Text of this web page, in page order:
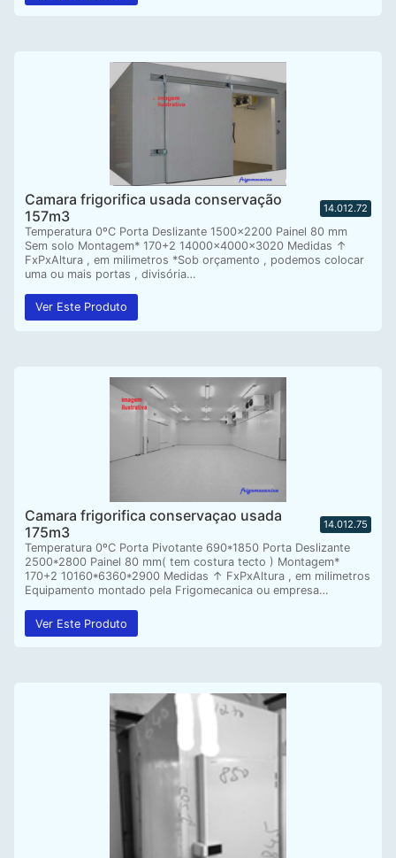
Camara frigorifica usada conservação
157m3
14.012.72
Temperatura 0ºC Porta Deslizante 1500×2200 Painel 80 mm
Sem solo Montagem* 170+2 14000x4000x3020 Medidas ↑
FxPxAltura , em milimetros *Sob orçamento , podemos colocar
uma ou mais portas , divisória…
Ver Este Produto
Camara frigorifica conservaçao usada
175m3
14.012.75
Temperatura 0ºC Porta Pivotante 690*1850 Porta Deslizante
2500*2800 Painel 80 mm( tem costura tecto ) Montagem*
170+2 10160*6360*2900 Medidas ↑ FxPxAltura , em milimetros
Equipamento montado pela Frigomecanica ou empresa…
Ver Este Produto